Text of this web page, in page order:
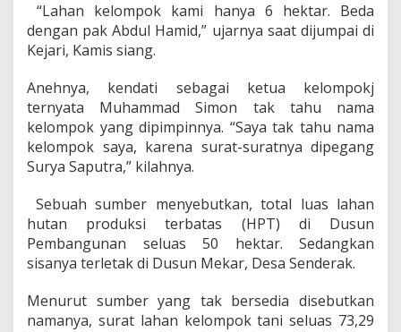
“Lahan kelompok kami hanya 6 hektar. Beda
dengan pak Abdul Hamid,” ujarnya saat dijumpai di
Kejari, Kamis siang.
Anehnya, kendati sebagai ketua kelompokj
ternyata Muhammad Simon tak tahu nama
kelompok yang dipimpinnya. “Saya tak tahu nama
kelompok saya, karena surat-suratnya dipegang
Surya Saputra,” kilahnya.
Sebuah sumber menyebutkan, total luas lahan
hutan produksi terbatas (HPT) di Dusun
Pembangunan seluas 50 hektar. Sedangkan
sisanya terletak di Dusun Mekar, Desa Senderak.
Menurut sumber yang tak bersedia disebutkan
namanya, surat lahan kelompok tani seluas 73,29